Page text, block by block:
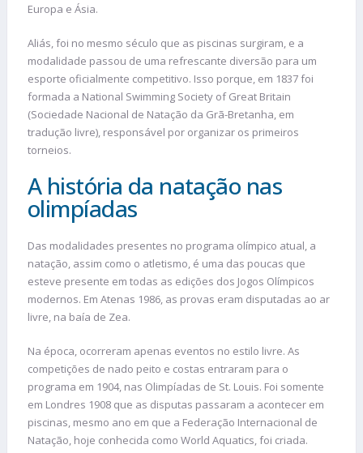
Europa e Ásia.
Aliás, foi no mesmo século que as piscinas surgiram, e a
modalidade passou de uma refrescante diversão para um
esporte oficialmente competitivo. Isso porque, em 1837 foi
formada a National Swimming Society of Great Britain
(Sociedade Nacional de Natação da Grã-Bretanha, em
tradução livre), responsável por organizar os primeiros
torneios.
A história da natação nas
olimpíadas
Das modalidades presentes no programa olímpico atual, a
natação, assim como o atletismo, é uma das poucas que
esteve presente em todas as edições dos Jogos Olímpicos
modernos. Em Atenas 1986, as provas eram disputadas ao ar
livre, na baía de Zea.
Na época, ocorreram apenas eventos no estilo livre. As
competições de nado peito e costas entraram para o
programa em 1904, nas Olimpíadas de St. Louis. Foi somente
em Londres 1908 que as disputas passaram a acontecer em
piscinas, mesmo ano em que a Federação Internacional de
Natação, hoje conhecida como World Aquatics, foi criada.